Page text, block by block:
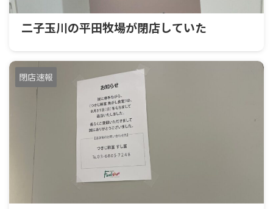
二子玉川の平田牧場が閉店していた
閉店速報